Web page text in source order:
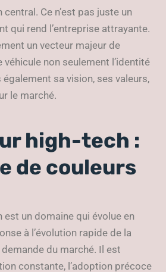
Ce n’est pas juste un
qui rend l’entreprise attrayante.
un vecteur majeur de
non seulement l’identité
également sa vision, ses valeurs,
le marché.
high-tech :
de couleurs
est un domaine qui évolue en
à l’évolution rapide de la
du marché. Il est
constante, l’adoption précoce